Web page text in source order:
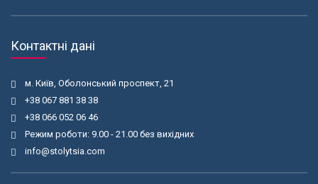
Контактні дані
м. Київ, Оболонський проспект, 21
+38 067 881 38 38
+38 066 052 06 46
Режим роботи: 9.00 - 21.00 без вихідних
info@stolytsia.com